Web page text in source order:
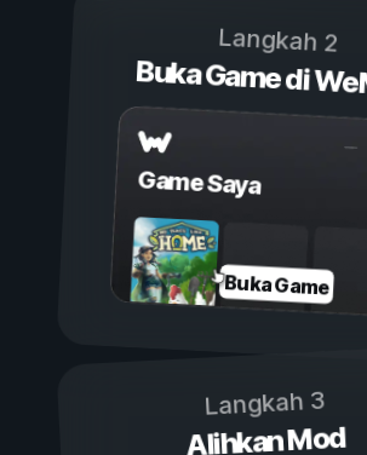
Langkah 2
Buka Game di
Game Saya
Buka Game
Langkah 3
Alihkan Mod